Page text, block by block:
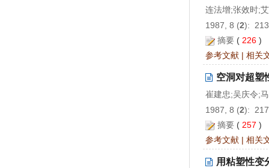
连法增;张效时;
1987, 8 (2):
摘要 ( 226 )
参考文献 | 相关
空洞对超塑
崔建忠;吴庆令;
1987, 8 (2):
摘要 ( 257 )
参考文献 | 相关
用粘塑性变